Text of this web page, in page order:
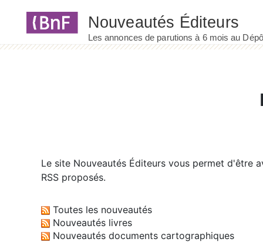
Le site Nouveautés Éditeurs vous permet d'être
RSS proposés.
Toutes les nouveautés
Nouveautés livres
Nouveautés documents cartographiques